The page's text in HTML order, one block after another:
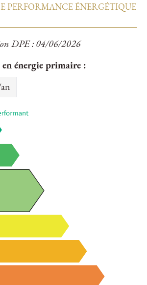
PERFORMANCE ÉNERGÉTIQUE
DPE : 04/06/2026
énergie primaire :